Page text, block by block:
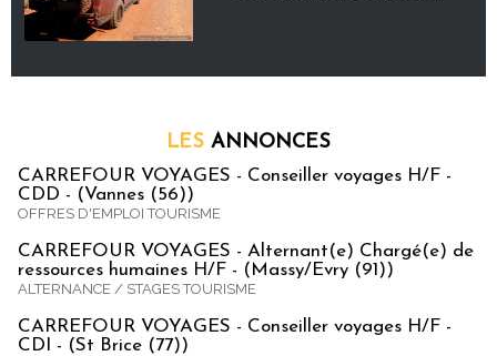
LES ANNONCES
CARREFOUR VOYAGES - Conseiller voyages H/F -
CDD - (Vannes (56))
OFFRES D'EMPLOI TOURISME
CARREFOUR VOYAGES - Alternant(e) Chargé(e) de
ressources humaines H/F - (Massy/Evry (91))
ALTERNANCE / STAGES TOURISME
CARREFOUR VOYAGES - Conseiller voyages H/F -
CDI - (St Brice (77))